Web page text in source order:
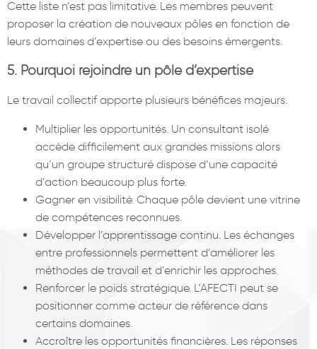
Cette liste n’est pas limitative. Les membres peuvent
proposer la création de nouveaux pôles en fonction de
leurs domaines d’expertise ou des besoins émergents.
5. Pourquoi rejoindre un pôle d’expertise
Le travail collectif apporte plusieurs bénéfices majeurs.
Multiplier les opportunités. Un consultant isolé
accède difficilement aux grandes missions alors
qu’un groupe structuré dispose d’une capacité
d’action beaucoup plus forte.
Gagner en visibilité. Chaque pôle devient une vitrine
de compétences reconnues.
Développer l’apprentissage continu. Les échanges
entre professionnels permettent d’améliorer les
méthodes de travail et d’enrichir les approches.
Renforcer le poids stratégique. L’AFECTI peut se
positionner comme acteur de référence dans
certains domaines.
Accroître les opportunités financières. Les réponses